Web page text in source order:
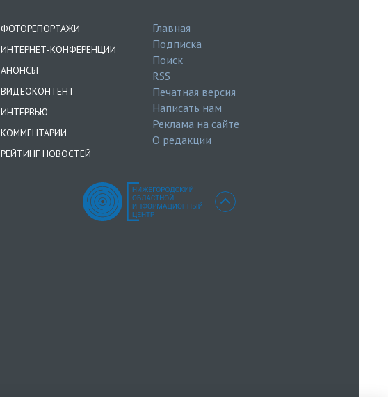
ФОТОРЕПОРТАЖИ
ИНТЕРНЕТ-КОНФЕРЕНЦИИ
АНОНСЫ
ВИДЕОКОНТЕНТ
ИНТЕРВЬЮ
КОММЕНТАРИИ
РЕЙТИНГ НОВОСТЕЙ
Главная
Подписка
Поиск
RSS
Печатная версия
Написать нам
Реклама на сайте
О редакции